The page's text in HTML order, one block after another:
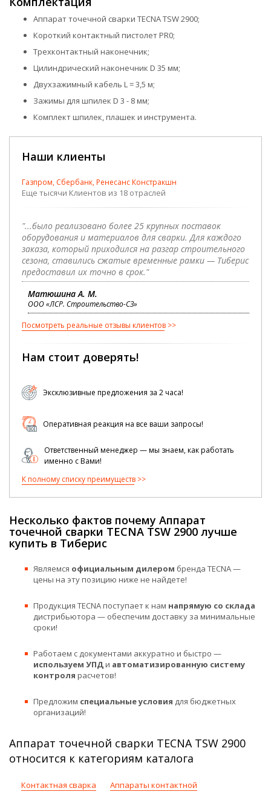
Аппарат точечной сварки TECNA TSW 2900;
Короткий контактный пистолет PR0;
Трехконтактный наконечник;
Цилиндрический наконечник D 35 мм;
Двухзажимный кабель L = 3,5 м;
Зажимы для шпилек D 3 - 8 мм;
Комплект шпилек, плашек и инструмента.
Наши клиенты
Газпром, Сбербанк, Ренесанс Констракшн
Еще тысячи Клиентов из 18 отраслей
"...было реализовано более 25 крупных поставок
оборудования и материалов для сварки. Для каждого
заказа, который приходился на разгар строительного
сезона, ставились сжатые временные рамки — Тиберис
предоставил их точно в срок."
Матюшина А. М.
ООО «ЛСР. Строительство-СЗ»
Посмотреть реальные отзывы клиентов
Нам стоит доверять!
Эксклюзивные предложения за 2 часа!
Оперативная реакция на все ваши запросы!
Ответственный менеджер — мы знаем, как работать
именно с Вами!
К полному списку преимуществ
Несколько фактов почему Аппарат
точечной сварки TECNA TSW 2900 лучше
купить в Тиберис
Являемся официальным дилером бренда TECNA —
цены на эту позицию ниже не найдете!
Продукция TECNA поступает к нам напрямую со склада
дистрибьютора — обеспечим доставку за минимальные
сроки!
Работаем с документами аккуратно и быстро —
используем УПДи автоматизированную систему
контроля расчетов!
Предложим специальные условия для бюджетных
организаций!
Аппарат точечной сварки TECNA TSW 2900
относится к категориям каталога
Контактная сварка
Аппараты контактной